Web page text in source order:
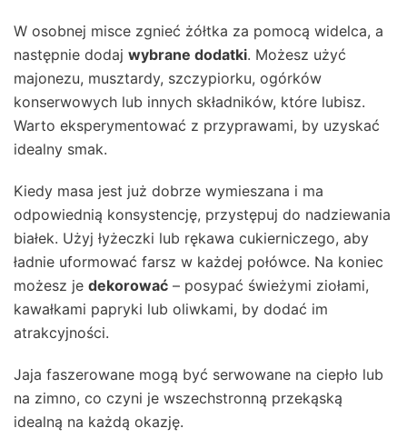
W osobnej misce zgnieć żółtka za pomocą widelca, a
następnie dodaj wybrane dodatki. Możesz użyć
majonezu, musztardy, szczypiorku, ogórków
konserwowych lub innych składników, które lubisz.
Warto eksperymentować z przyprawami, by uzyskać
idealny smak.
Kiedy masa jest już dobrze wymieszana i ma
odpowiednią konsystencję, przystępuj do nadziewania
białek. Użyj łyżeczki lub rękawa cukierniczego, aby
ładnie uformować farsz w każdej połówce. Na koniec
możesz je dekorować – posypać świeżymi ziołami,
kawałkami papryki lub oliwkami, by dodać im
atrakcyjności.
Jaja faszerowane mogą być serwowane na ciepło lub
na zimno, co czyni je wszechstronną przekąską
idealną na każdą okazję.